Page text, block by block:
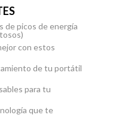
de picos de energía
con estos
de tu portátil
para tu
que te